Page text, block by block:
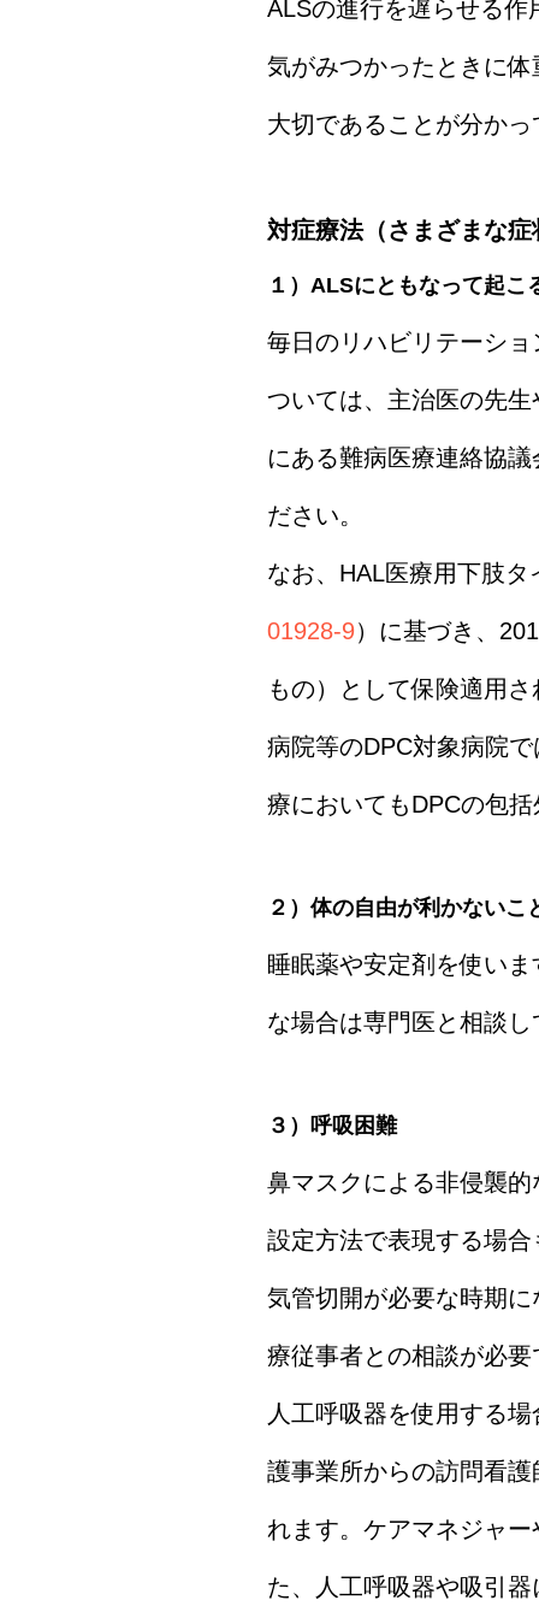
ALSの進行を遅らせる
気がみつかったときに
大切であることが分か
対症療法（さまざまな
１）ALSにともなって起こ
毎日のリハビリテーシ
ついては、主治医の先
にある難病医療連絡協
ださい。
なお、HAL医療用下肢
01928-9）に基づき、
もの）として保険適用
病院等のDPC対象病院
療においてもDPCの包
２）体の自由が利かない
睡眠薬や安定剤を使い
な場合は専門医と相談
３）呼吸困難
鼻マスクによる非侵襲
設定方法で表現する場
気管切開が必要な時期
療従事者との相談が必要
人工呼吸器を使用する
護事業所からの訪問看
れます。ケアマネジャ
た、人工呼吸器や吸引